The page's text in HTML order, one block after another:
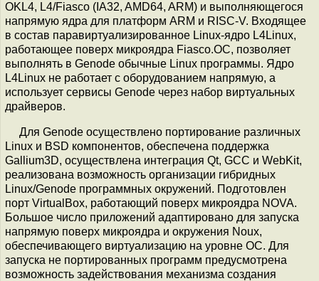
OKL4, L4/Fiasco (IA32, AMD64, ARM) и выполняющегося
напрямую ядра для платформ ARM и RISC-V. Входящее
в состав паравиртуализированное Linux-ядро L4Linux,
работающее поверх микроядра Fiasco.OC, позволяет
выполнять в Genode обычные Linux программы. Ядро
L4Linux не работает с оборудованием напрямую, а
использует сервисы Genode через набор виртуальных
драйверов.
Для Genode осуществлено портирование различных
Linux и BSD компонентов, обеспечена поддержка
Gallium3D, осуществлена интеграция Qt, GCC и WebKit,
реализована возможность организации гибридных
Linux/Genode программных окружений. Подготовлен
порт VirtualBox, работающий поверх микроядра NOVA.
Большое число приложений адаптировано для запуска
напрямую поверх микроядра и окружения Noux,
обеспечивающего виртуализацию на уровне ОС. Для
запуска не портированных программ предусмотрена
возможность задействования механизма создания